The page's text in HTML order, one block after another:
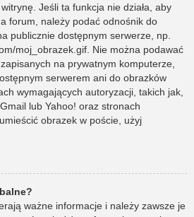
Jeśli ta funkcja nie działa, aby
forum, należy podać odnośnik do
publicznie dostępnym serwerze, np.
moj_obrazek.gif. Nie można podawać
na prywatnym komputerze,
serwerem ani do obrazków
wymagających autoryzacji, takich jak,
lub Yahoo! oraz stronach
obrazek w poście, użyj
ważne informacje i należy zawsze je